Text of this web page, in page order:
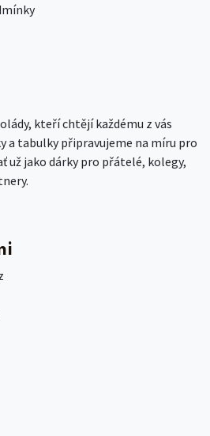
kteří chtějí každému z vás
a tabulky připravujeme na míru pro
už jako dárky pro přátelé, kolegy,